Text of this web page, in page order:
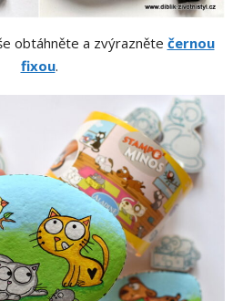
obtáhněte a zvýrazněte černou
fixou.